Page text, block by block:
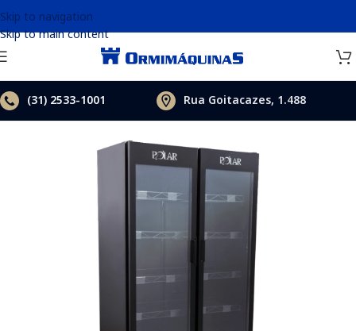
Skip to navigation
Skip to main content
(31) 2533-1001 Rua Goitacazes, 1.488